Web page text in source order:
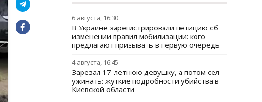
6 августа, 16:30
В Украине зарегистрировали петицию об
изменении правил мобилизации: кого
предлагают призывать в первую очередь
4 августа, 16:45
Зарезал 17-летнюю девушку, а потом сел
ужинать: жуткие подробности убийства в
Киевской области